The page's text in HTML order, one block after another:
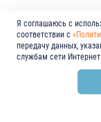
Я соглашаюсь с
соответствии с
передачу данных,
службам сети Интернет